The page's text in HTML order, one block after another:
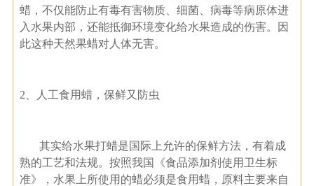
蜡，不仅能防止有毒有害物质、细菌、病毒等病原体进
入水果内部，还能抵御环境变化给水果造成的伤害。因
此这种天然果蜡对人体无害。
2、人工食用蜡，保鲜又防虫
其实给水果打蜡是国际上允许的保鲜方法，有着成
熟的工艺和法规。按照我国《食品添加剂使用卫生标
准》，水果上所使用的蜡必须是食用蜡，原料主要来自